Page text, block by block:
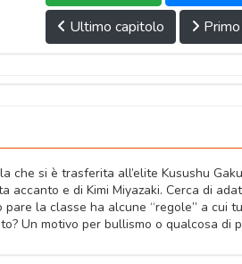
Ultimo capitolo
che si è trasferita all’elite Kusushu
accanto e di Kimi Miyazaki. Cerca di
la classe ha alcune “regole” a cui
Un motivo per bullismo o qualcosa di